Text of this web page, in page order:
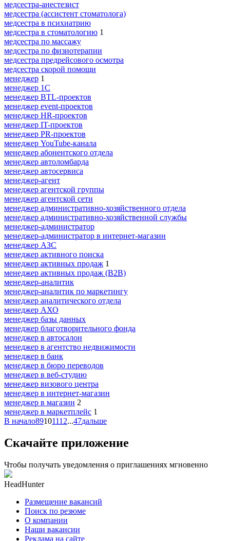
медсестра-анестезист
медсестра (ассистент стоматолога)
медсестра в психиатрию
медсестра в стоматологию 1
медсестра по массажу
медсестра по физиотерапии
медсестра предрейсового осмотра
медсестра скорой помощи
менеджер 1
менеджер 1С
менеджер BTL-проектов
менеджер event-проектов
менеджер HR-проектов
менеджер IT-проектов
менеджер PR-проектов
менеджер YouTube-канала
менеджер абонентского отдела
менеджер автоломбарда
менеджер автосервиса
менеджер-агент
менеджер агентской группы
менеджер агентской сети
менеджер административно-хозяйственного отдела
менеджер административно-хозяйственной службы
менеджер-администратор
менеджер-администратор в интернет-магазин
менеджер АЗС
менеджер активного поиска
менеджер активных продаж 1
менеджер активных продаж (B2B)
менеджер-аналитик
менеджер-аналитик по маркетингу
менеджер аналитического отдела
менеджер АХО
менеджер базы данных
менеджер благотворительного фонда
менеджер в автосалон
менеджер в агентство недвижимости
менеджер в банк
менеджер в бюро переводов
менеджер в веб-студию
менеджер визового центра
менеджер в интернет-магазин
менеджер в магазин 2
менеджер в маркетплейс 1
В начало89101112...47дальше
Скачайте приложение
Чтобы получать уведомления о приглашениях мгновенно
HeadHunter
Размещение вакансий
Поиск по резюме
О компании
Наши вакансии
Реклама на сайте